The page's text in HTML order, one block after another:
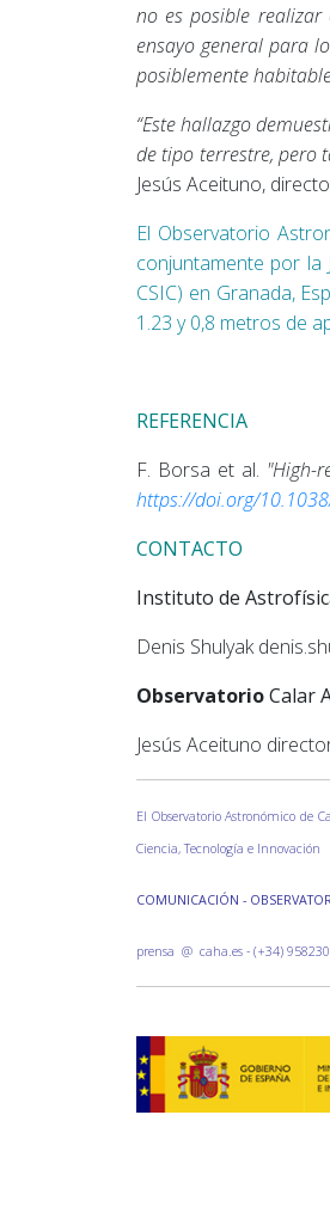
no es posible realizar
ensayo general para
posiblemente
“Este hallazgo
de tipo terrestre, pero
Jesús Aceituno,
El Observatorio
conjuntamente por la
CSIC) en Granada,
1.23 y 0,8 metros de
REFERENCIA
F. Borsa et al. "High-
https://doi.org/
CONTACTO
Instituto de
Denis Shulyak
ObservatorioCalar
Jesús Aceituno
El Observatorio Astronómico de
Ciencia, Tecnología e Innovación
COMUNICACIÓN -
prensa @ caha.es - (+34)